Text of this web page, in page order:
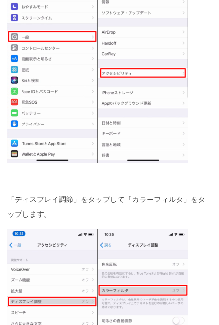
「ディスプレイ調節」をタップして「カラーフィルタ」をタ
ップします。